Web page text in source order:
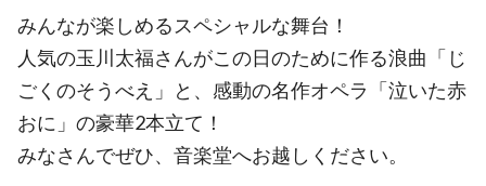
みんなが楽しめるスペシャルな舞台！
人気の玉川太福さんがこの日のために作る浪曲「じ
ごくのそうべえ」と、感動の名作オペラ「泣いた赤
おに」の豪華2本立て！
みなさんでぜひ、音楽堂へお越しください。